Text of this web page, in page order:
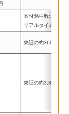
寄付銘柄数:1,602本
リアルタイム銘柄
東証の約360本以上
東証の約3,800本以